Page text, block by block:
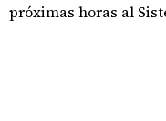
próximas horas al